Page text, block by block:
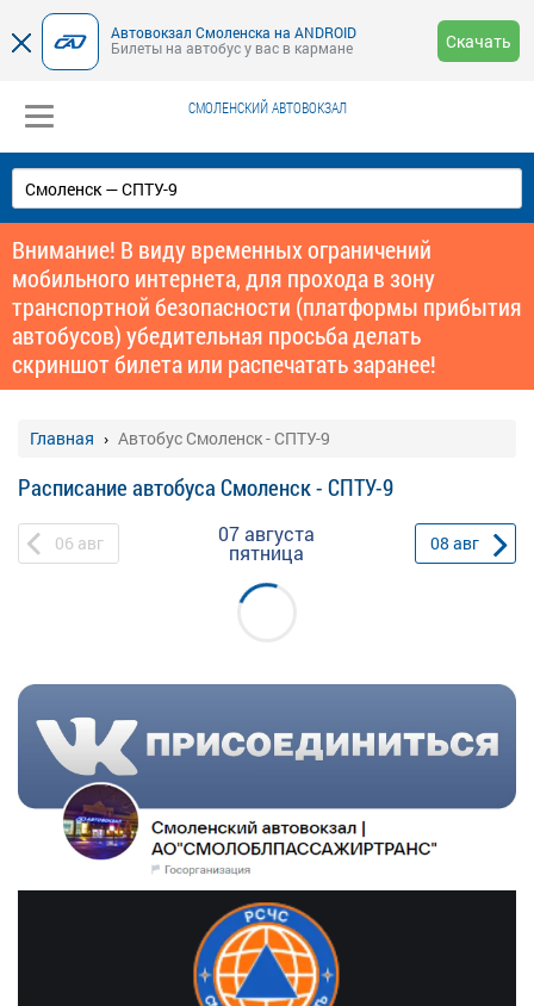
Автовокзал Смоленска на ANDROID
Билеты на автобус у вас в кармане
Скачать
СМОЛЕНСКИЙ АВТОВОКЗАЛ
Внимание! В виду временных ограничений
мобильного интернета, для прохода в зону
транспортной безопасности (платформы прибытия
автобусов) убедительная просьба делать
скриншот билета или распечатать заранее!
Главная Автобус Смоленск - СПТУ-9
Расписание автобуса Смоленск - СПТУ-9
06 авг 07 августа
пятница 08 авг